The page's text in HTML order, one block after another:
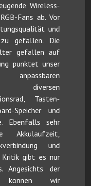
Wireless-
Fans ab. Vor
und
gefallen. Die
gefallen auf
punktet unser
diversen
Tasten-
Speicher und
Ebenfalls sehr
Akkulaufzeit,
und
Kritik gibt es nur
Angesichts der
können wir